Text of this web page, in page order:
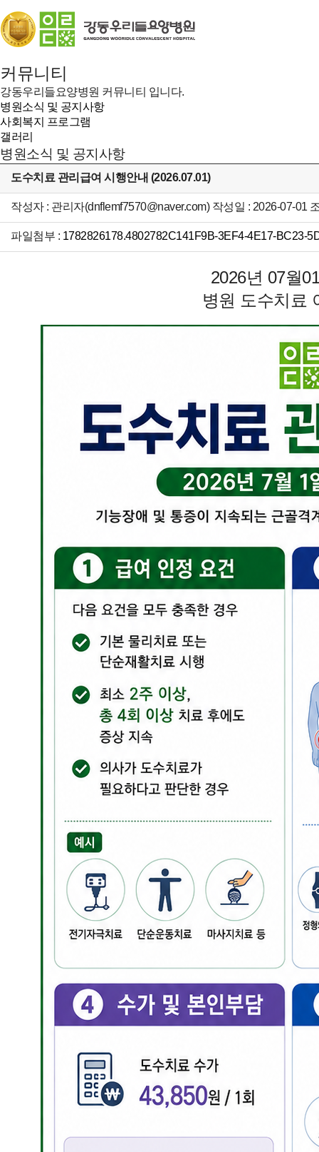
커뮤니티
강동우리들요양병원 커뮤니티 입니다.
병원소식 및 공지사항
사회복지 프로그램
갤러리
병원소식 및 공지사항
도수치료 관리급여 시행안내 (2026.07.01)
작성자 : 관리자(dnflemf7570@naver.com) 작성일 : 2026-07-01
파일첨부 : 1782826178.4802782C141F9B-3EF4-4E17-BC23-
2026년 07월
병원 도수치료